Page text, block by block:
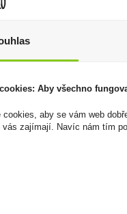
Aby všechno
cookies, aby se vám web
zajímají. Navíc nám tím